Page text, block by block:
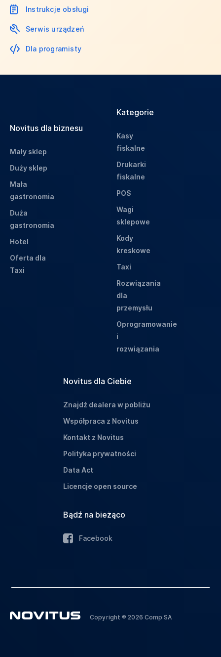
Instrukcje obsługi
Serwis urządzeń
Dla programisty
Novitus dla biznesu
Mały sklep
Duży sklep
Mała
gastronomia
Duża
gastronomia
Hotel
Oferta dla
Taxi
Kategorie
Kasy
fiskalne
Drukarki
fiskalne
POS
Wagi
sklepowe
Kody
kreskowe
Taxi
Rozwiązania
dla
przemysłu
Oprogramowanie
i
rozwiązania
Novitus dla Ciebie
Znajdź dealera w pobliżu
Współpraca z Novitus
Kontakt z Novitus
Polityka prywatności
Data Act
Licencje open source
Bądź na bieżąco
Facebook
Copyright ® 2026 Comp SA